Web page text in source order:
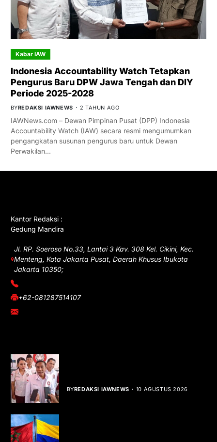
Kabar IAW
Indonesia Accountability Watch Tetapkan
Pengurus Baru DPW Jawa Tengah dan DIY
Periode 2025-2028
BYREDAKSI IAWNEWS 2 TAHUN AGO
IAWNews.com – Dewan Pimpinan Pusat (DPP) Indonesia
Accountability Watch (IAW) secara resmi mengumumkan
pengangkatan susunan pengurus baru untuk Dewan
Perwakilan…
Kantor Redaksi :
Gedung Mandira
Jl. RP. Soeroso No.33, Lantai 3 Kav. 308 Kel. Cikini, Kec.
Menteng, Kota Jakarta Pusat, Daerah Khusus Ibukota
Jakarta 10350;
(021) 3908026
+62-081287514107
adm@iawnews.com
BYREDAKSI IAWNEWS 10 AGUSTUS 2026